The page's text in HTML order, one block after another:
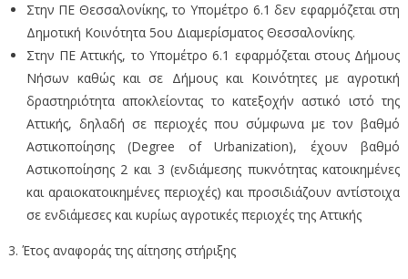
Στην ΠΕ Θεσσαλονίκης, το Υπομέτρο 6.1 δεν εφαρμόζεται στη
Δημοτική Κοινότητα 5ου Διαμερίσματος Θεσσαλονίκης.
Στην ΠΕ Αττικής, το Υπομέτρο 6.1 εφαρμόζεται στους Δήμους
Νήσων καθώς και σε Δήμους και Κοινότητες με αγροτική
δραστηριότητα αποκλείοντας το κατεξοχήν αστικό ιστό της
Αττικής, δηλαδή σε περιοχές που σύμφωνα με τον βαθμό
Αστικοποίησης (Degree of Urbanization), έχουν βαθμό
Αστικοποίησης 2 και 3 (ενδιάμεσης πυκνότητας κατοικημένες
και αραιοκατοικημένες περιοχές) και προσιδιάζουν αντίστοιχα
σε ενδιάμεσες και κυρίως αγροτικές περιοχές της Αττικής
3. Έτος αναφοράς της αίτησης στήριξης